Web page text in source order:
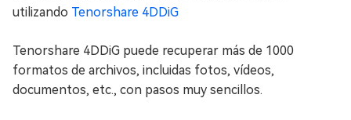
utilizando Tenorshare 4DDiG
Tenorshare 4DDiG puede recuperar más de 1000
formatos de archivos, incluidas fotos, vídeos,
documentos, etc., con pasos muy sencillos.